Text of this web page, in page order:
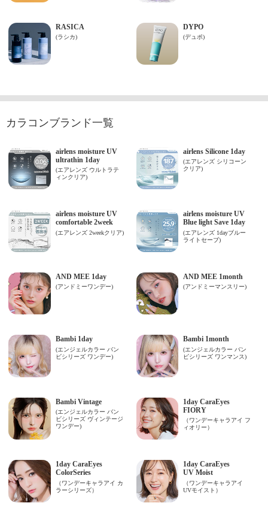
カラコンブランド一覧